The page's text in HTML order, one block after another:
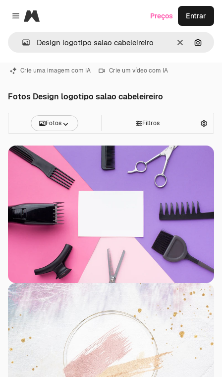
Close menu
Magnific
Limpar
Preços Entrar
Crie uma imagem com IA Crie um vídeo com IA
Fotos Design logotipo salao cabeleireiro
Fotos Filtros